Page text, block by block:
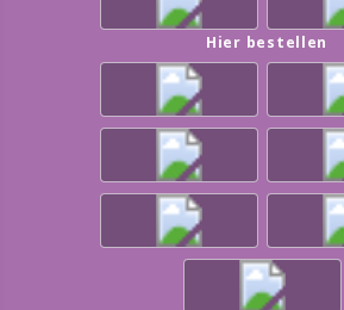
Hier bestellen